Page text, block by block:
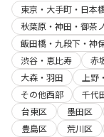
東京・大手町・日本
秋葉原・神田・御茶
飯田橋・九段下・神
渋谷・恵比寿
赤
大森・羽田
上野
その他西部
千代
台東区
墨田区
豊島区
荒川区